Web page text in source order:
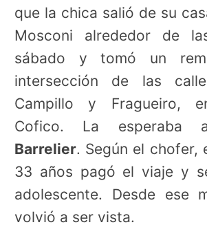
que la chica salió de su
Mosconi alrededor de
sábado y tomó un
intersección de las
Campillo y Fragueiro,
Cofico. La esperaba
Barrelier. Según el chofer,
33 años pagó el viaje y
adolescente. Desde ese
volvió a ser vista.